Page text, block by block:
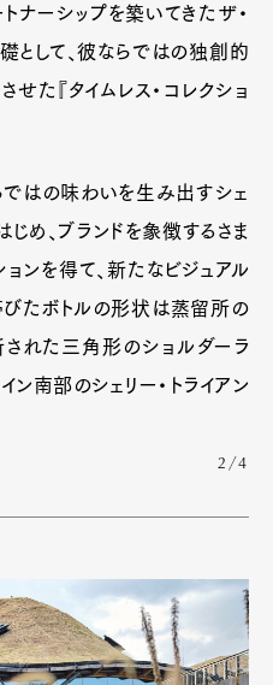
トナーシップを築いてきたザ・
として、彼ならではの独創的
た『タイムレス・コレクショ
ではの味わいを生み出すシェ
め、ブランドを象徴するさま
ンを得て、新たなビジュアル
びたボトルの形状は蒸留所の
れた三角形のショルダーラ
ン南部のシェリー・トライアン
2/4